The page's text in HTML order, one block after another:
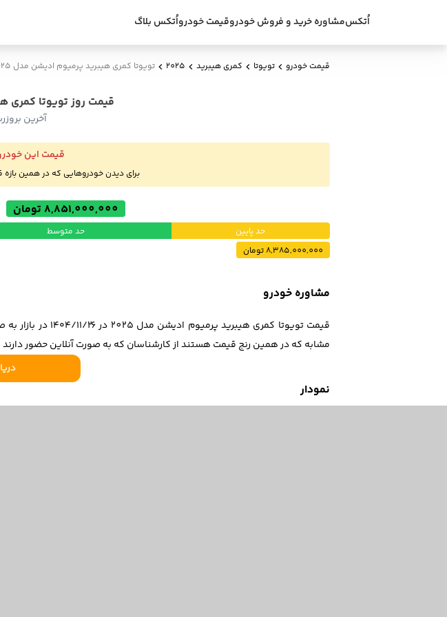
اُتکسمشاوره خرید و فروش خودروقیمت خودرواُتکس بلاگ
قیمت خودرو تویوتا کمری هیبرید 2025 تویوتا کمری هیبرید پرمیوم ادیشن مدل 2025
قیمت روز تویوتا کمری
آخرین
قیمت این
برای دیدن خودروهایی که در همین
8,385,000,000 تومان
8,851,000,000 تومان
حد پایین حد متوسط
مشاوره خودرو
مشابه که در همین رنج قیمت هستند از کارشناسان که به صورت آنلاین حضور
نمودار